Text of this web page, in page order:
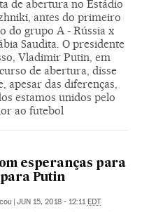
de abertura no Estádio
antes do primeiro
do grupo A - Rússia x
Saudita. O presidente
Vladimir Putin, em
de abertura, disse
apesar das diferenças,
estamos unidos pelo
ao futebol
esperanças para
Putin
JUN 15, 2018 - 12:11 EDT